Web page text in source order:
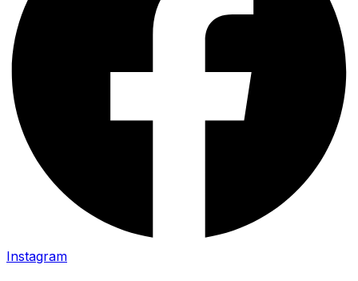
Instagram